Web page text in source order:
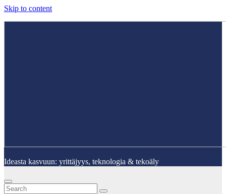
Skip to content
Ideasta kasvuun: yrittäjyys, teknologia & tekoäly